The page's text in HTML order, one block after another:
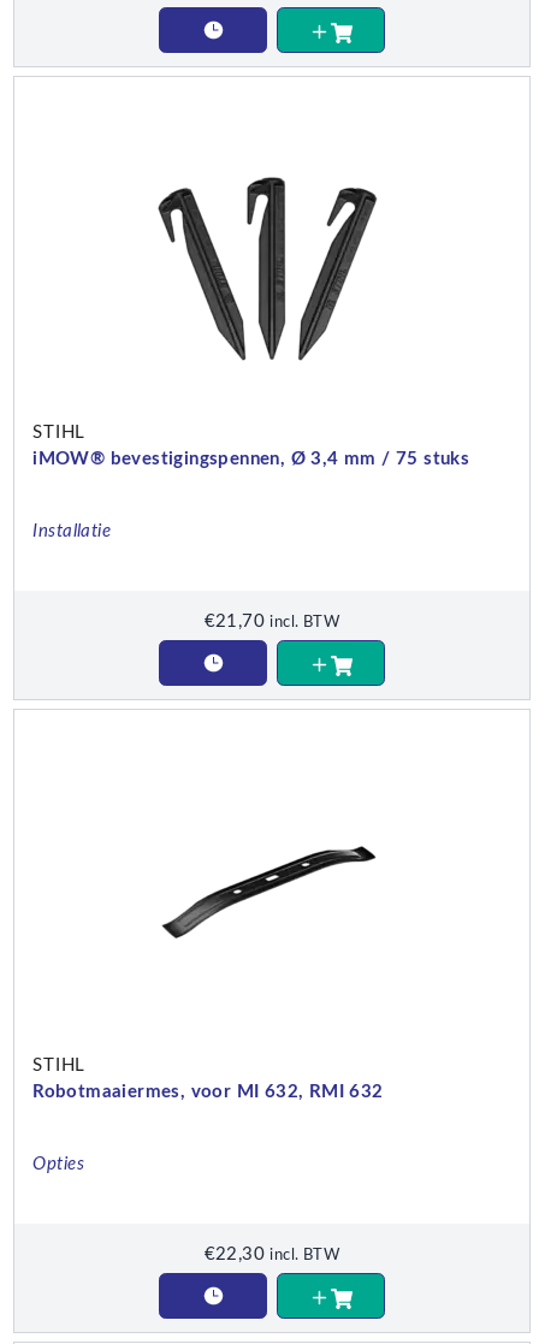
STIHL
iMOW® bevestigingspennen, Ø 3,4 mm / 75 stuks
Installatie
€21,70 incl. BTW
STIHL
Robotmaaiermes, voor MI 632, RMI 632
Opties
€22,30 incl. BTW